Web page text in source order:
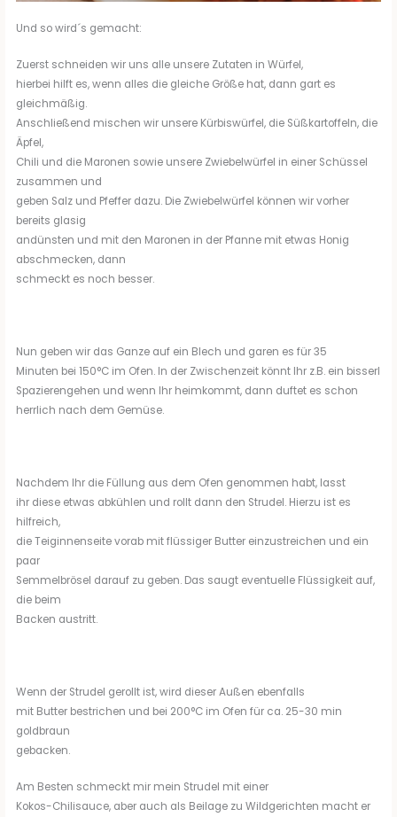
Und so wird´s gemacht:
Zuerst schneiden wir uns alle unsere Zutaten in Würfel,
hierbei hilft es, wenn alles die gleiche Größe hat, dann gart es
gleichmäßig.
Anschließend mischen wir unsere Kürbiswürfel, die Süßkartoffeln, die
Äpfel,
Chili und die Maronen sowie unsere Zwiebelwürfel in einer Schüssel
zusammen und
geben Salz und Pfeffer dazu. Die Zwiebelwürfel können wir vorher
bereits glasig
andünsten und mit den Maronen in der Pfanne mit etwas Honig
abschmecken, dann
schmeckt es noch besser.
Nun geben wir das Ganze auf ein Blech und garen es für 35
Minuten bei 150°C im Ofen. In der Zwischenzeit könnt Ihr z.B. ein bisserl
Spazierengehen und wenn Ihr heimkommt, dann duftet es schon
herrlich nach dem Gemüse.
Nachdem Ihr die Füllung aus dem Ofen genommen habt, lasst
ihr diese etwas abkühlen und rollt dann den Strudel. Hierzu ist es
hilfreich,
die Teiginnenseite vorab mit flüssiger Butter einzustreichen und ein
paar
Semmelbrösel darauf zu geben. Das saugt eventuelle Flüssigkeit auf,
die beim
Backen austritt.
Wenn der Strudel gerollt ist, wird dieser Außen ebenfalls
mit Butter bestrichen und bei 200°C im Ofen für ca. 25-30 min
goldbraun
gebacken.
Am Besten schmeckt mir mein Strudel mit einer
Kokos-Chilisauce, aber auch als Beilage zu Wildgerichten macht er